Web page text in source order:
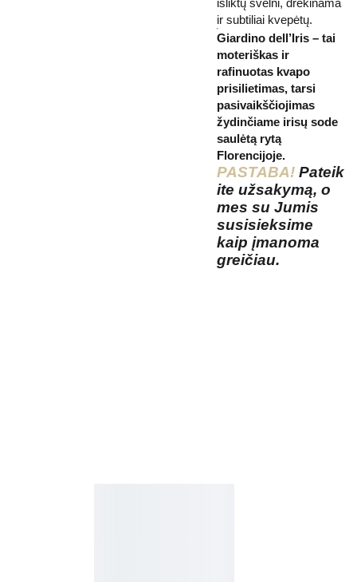
išliktų švelni, drėkinama
ir subtiliai kvepėtų.
Giardino dell’Iris – tai
moteriškas ir
rafinuotas kvapo
prisilietimas, tarsi
pasivaikščiojimas
žydinčiame irisų sode
saulėtą rytą
Florencijoje.
PASTABA! Pateik
ite užsakymą, o
mes su Jumis
susisieksime
kaip įmanoma
greičiau.